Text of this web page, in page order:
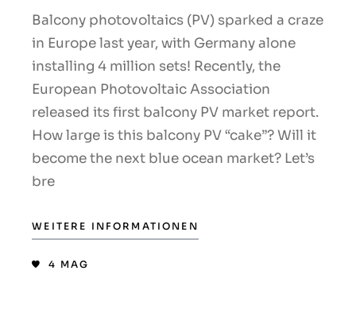
Balcony photovoltaics (PV) sparked a craze
in Europe last year, with Germany alone
installing 4 million sets! Recently, the
European Photovoltaic Association
released its first balcony PV market report.
How large is this balcony PV “cake”? Will it
become the next blue ocean market? Let’s
bre
WEITERE INFORMATIONEN
4 MAG